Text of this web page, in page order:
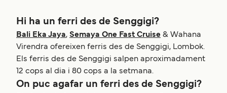
Hi ha un ferri des de Senggigi?
Bali Eka Jaya, Semaya One Fast Cruise & Wahana
Virendra ofereixen ferris des de Senggigi, Lombok.
Els ferris des de Senggigi salpen aproximadament
12 cops al dia i 80 cops a la setmana.
On puc agafar un ferri des de Senggigi?